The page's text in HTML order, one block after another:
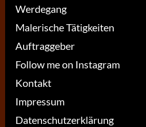
Werdegang
Malerische Tätigkeiten
Auftraggeber
Follow me on Instagram
Kontakt
Impressum
Datenschutzerklärung